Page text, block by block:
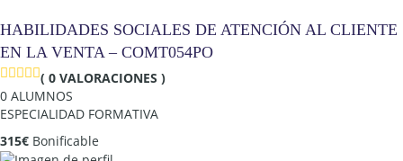
HABILIDADES SOCIALES DE ATENCIÓN AL CLIENTE
EN LA VENTA – COMT054PO
( 0 VALORACIONES )
0 ALUMNOS
ESPECIALIDAD FORMATIVA
315€ Bonificable